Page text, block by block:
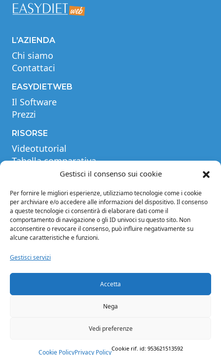
Gestisci il consenso sui cookie
Per fornire le migliori esperienze, utilizziamo tecnologie come i cookie
per archiviare e/o accedere alle informazioni del dispositivo. Il consenso
a queste tecnologie ci consentirà di elaborare dati come il
comportamento di navigazione o gli ID univoci su questo sito. Non
acconsentire o revocare il consenso, può influire negativamente su
alcune caratteristiche e funzioni.
Gestisci servizi
Accetta
Nega
Vedi preferenze
Cookie PolicyPrivacy PolicyCookie rif. id: 953621513592
L’AZIENDA
Chi siamo
Contattaci
EASYDIETWEB
Il Software
Prezzi
RISORSE
Videotutorial
Tabella comparativa
INFORMAZIONI
Note legali
Privacy Policy
Condizioni generali di contratto
Facebook InstagramTwitter LinkedIn YouTube